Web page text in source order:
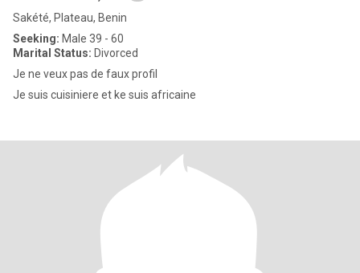
Sakété, Plateau, Benin
Seeking: Male 39 - 60
Marital Status: Divorced
Je ne veux pas de faux profil
Je suis cuisiniere et ke suis africaine